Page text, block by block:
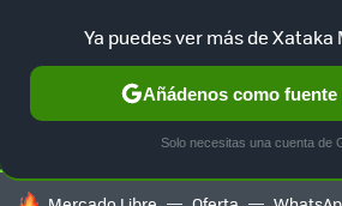
SELECCIÓN GAMING HOME
Ya puedes ver más de Xataka
Añádenos como
Solo necesitas una cuenta de